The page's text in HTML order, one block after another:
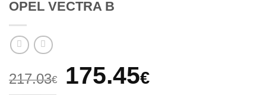
OPEL VECTRA B
217.03€
El
175.45€El